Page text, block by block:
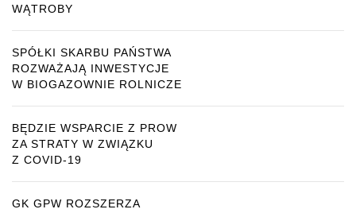
WĄTROBY
SPÓŁKI SKARBU PAŃSTWA
ROZWAŻAJĄ INWESTYCJE
W BIOGAZOWNIE ROLNICZE
BĘDZIE WSPARCIE Z PROW
ZA STRATY W ZWIĄZKU
Z COVID-19
GK GPW ROZSZERZA